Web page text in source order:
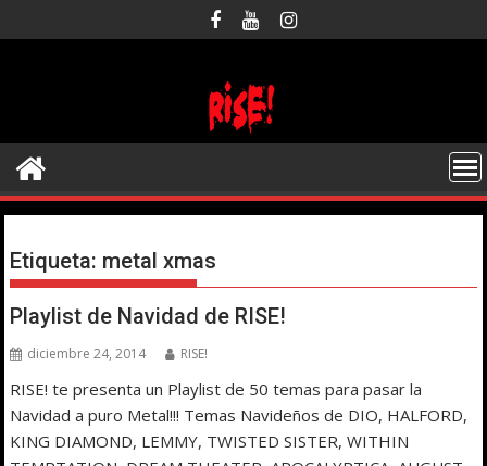
al
Etiqueta: metal xmas
Playlist de Navidad de RISE!
diciembre 24, 2014 RISE!
RISE! te presenta un Playlist de 50 temas para pasar la
Navidad a puro Metal!!! Temas Navideños de DIO, HALFORD,
KING DIAMOND, LEMMY, TWISTED SISTER, WITHIN